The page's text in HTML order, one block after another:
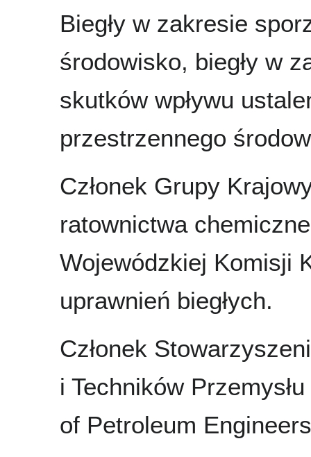
Biegły w zakresie
środowisko, biegły w
skutków wpływu
przestrzennego
Członek Grupy
ratownictwa
Wojewódzkiej Komisji
uprawnień biegłych.
Członek
i Techników
of Petroleum